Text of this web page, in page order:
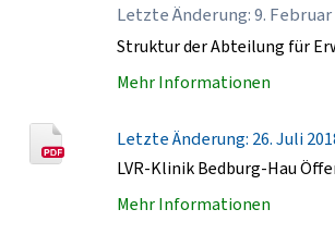
Letzte Änderung: 9. Februar
Struktur der Abteilung für
Mehr Informationen
Letzte Änderung: 26. Juli
LVR-Klinik Bedburg-Hau
Mehr Informationen